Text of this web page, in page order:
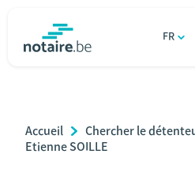
FR
Relations et vivre ensemble
Breadcrumb
Accueil
Chercher le
Etienne SOILLE